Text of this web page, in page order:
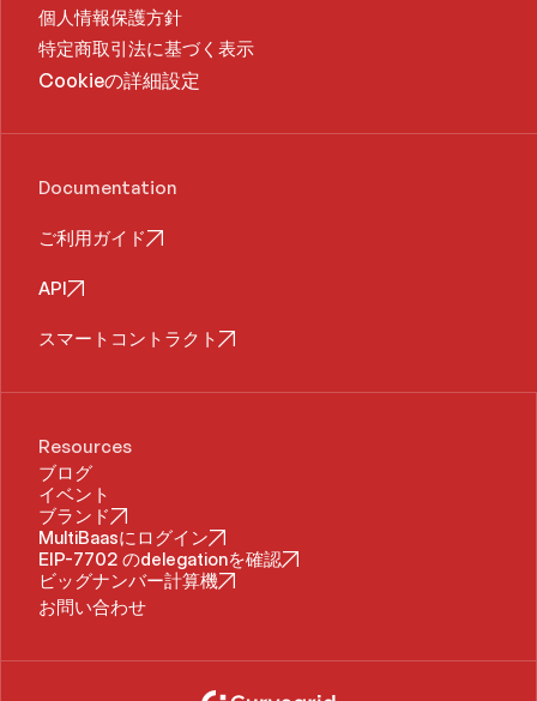
個人情報保護方針
特定商取引法に基づく表示
Cookieの詳細設定
Documentation
ご利用ガイド
API
スマートコントラクト
Resources
ブログ
イベント
ブランド
MultiBaasにログイン
EIP-7702 のdelegationを確認
ビッグナンバー計算機
お問い合わせ